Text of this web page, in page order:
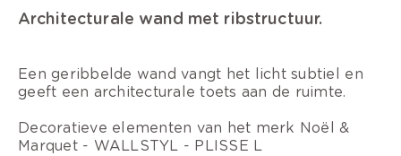
Architecturale wand met ribstructuur.
Een geribbelde wand vangt het licht subtiel en
geeft een architecturale toets aan de ruimte.
Decoratieve elementen van het merk Noël &
Marquet - WALLSTYL - PLISSE L